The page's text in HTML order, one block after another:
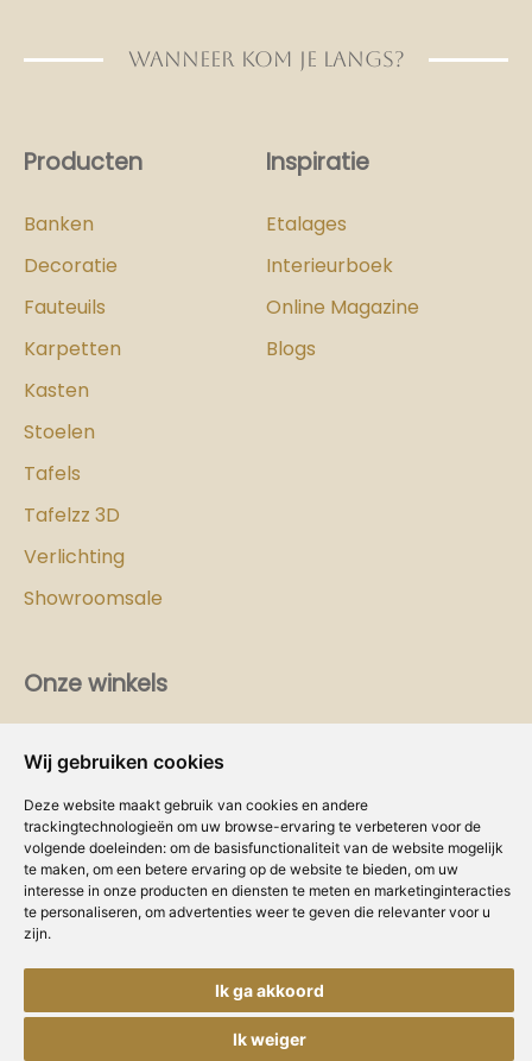
Wij gebruiken cookies
Deze website maakt gebruik van cookies en andere
trackingtechnologieën om uw browse-ervaring te verbeteren voor de
volgende doeleinden: om de basisfunctionaliteit van de website mogelijk
te maken, om een betere ervaring op de website te bieden, om uw
interesse in onze producten en diensten te meten en marketinginteracties
te personaliseren, om advertenties weer te geven die relevanter voor u
zijn.
Ik ga akkoord
Ik weiger
WANNEER KOM JE LANGS?
Producten
Banken
Decoratie
Fauteuils
Karpetten
Kasten
Stoelen
Tafels
Tafelzz 3D
Verlichting
Showroomsale
Inspiratie
Etalages
Interieurboek
Online Magazine
Blogs
Onze winkels
Dealer worden?
Volg ons